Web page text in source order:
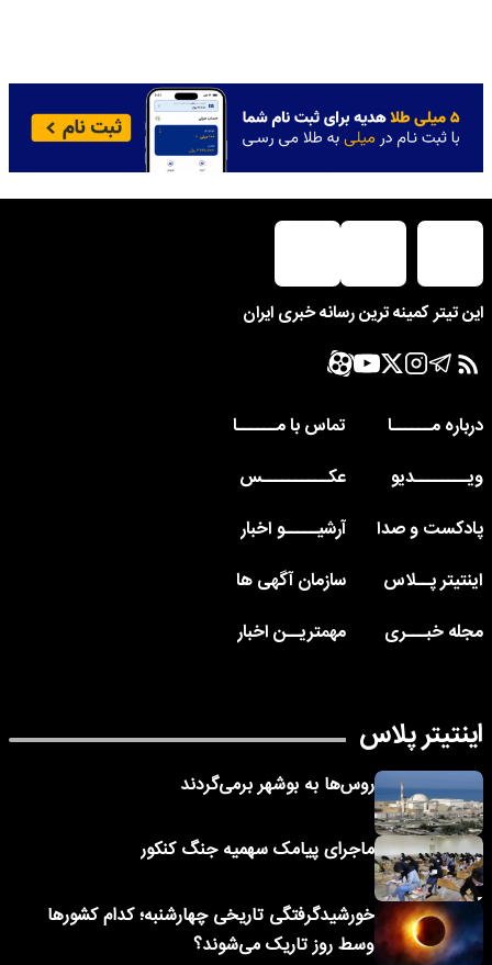
این تیتر کمینه ترین رسانه خبری ایران
درباره مــــــا
تماس با مــــــا
ویــــــــدیو
عکــــــــــس
پادکست و صدا
آرشیـــــو اخبار
اینتیتر پــلاس
سازمان آگهی ها
مجله خبـــری
مهمتریــن اخبار
اینتیتر پلاس
روس‌ها به بوشهر برمی‌گردند
ماجرای پیامک‌ سهمیه جنگ کنکور
خورشیدگرفتگی تاریخی چهارشنبه؛ کدام کشورها
وسط روز تاریک می‌شوند؟